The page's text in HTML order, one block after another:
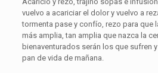
vuelvo a acariciar el dolor y vuelvo a
tormenta pase y confío, rezo para que
más amplia, tan amplia que nazca la
bienaventurados serán los que sufren
pan de vida de mañana.